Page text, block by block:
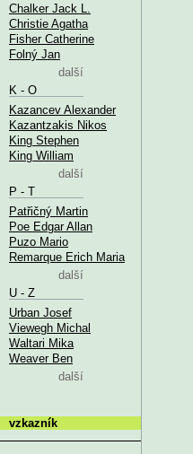
Chalker Jack L.
Christie Agatha
Fisher Catherine
Folný Jan
další
K - O
Kazancev Alexander
Kazantzakis Nikos
King Stephen
King William
další
P - T
Patřičný Martin
Poe Edgar Allan
Puzo Mario
Remarque Erich Maria
další
U - Z
Urban Josef
Viewegh Michal
Waltari Mika
Weaver Ben
další
vzkazník